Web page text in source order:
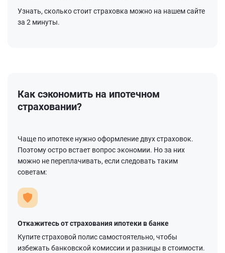
Узнать, сколько стоит страховка можно на нашем сайте
за 2 минуты.
Как сэкономить на ипотечном
страховании?
Чаще по ипотеке нужно оформление двух страховок.
Поэтому остро встает вопрос экономии. Но за них
можно не переплачивать, если следовать таким
советам:
Откажитесь от страхования ипотеки в банке
Купите страховой полис самостоятельно, чтобы
избежать банковской комиссии и разницы в стоимости.